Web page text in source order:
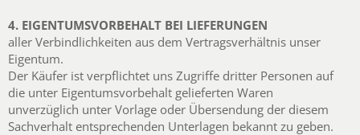
4. EIGENTUMSVORBEHALT BEI LIEFERUNGEN
aller Verbindlichkeiten aus dem Vertragsverhältnis unser
Eigentum.
Der Käufer ist verpflichtet uns Zugriffe dritter Personen auf
die unter Eigentumsvorbehalt gelieferten Waren
unverzüglich unter Vorlage oder Übersendung der diesem
Sachverhalt entsprechenden Unterlagen bekannt zu geben.